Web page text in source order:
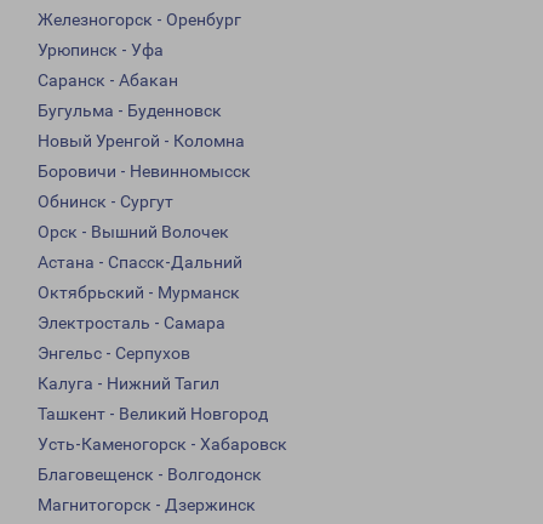
Железногорск - Оренбург
Урюпинск - Уфа
Саранск - Абакан
Бугульма - Буденновск
Новый Уренгой - Коломна
Боровичи - Невинномысск
Обнинск - Сургут
Орск - Вышний Волочек
Астана - Спасск-Дальний
Октябрьский - Мурманск
Электросталь - Самара
Энгельс - Серпухов
Калуга - Нижний Тагил
Ташкент - Великий Новгород
Усть-Каменогорск - Хабаровск
Благовещенск - Волгодонск
Магнитогорск - Дзержинск